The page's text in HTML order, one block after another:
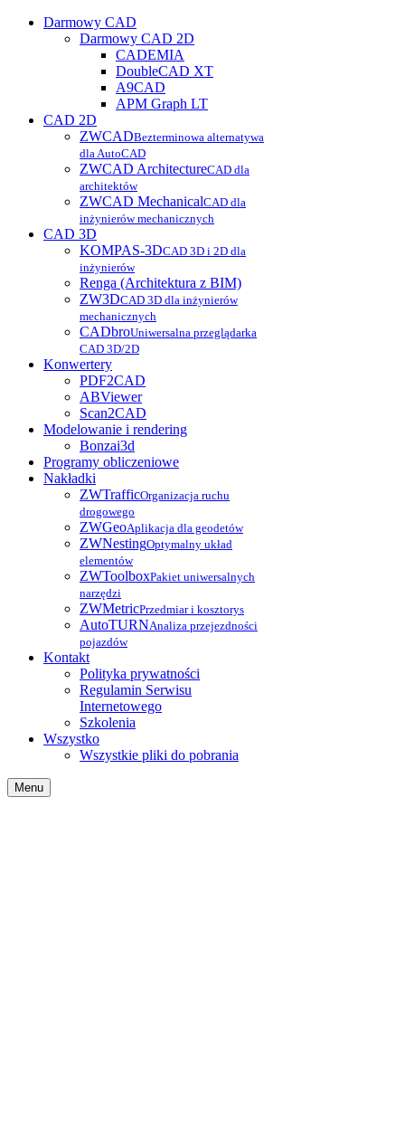
Darmowy CAD
Darmowy CAD 2D
CADEMIA
DoubleCAD XT
A9CAD
APM Graph LT
CAD 2D
ZWCADBezterminowa alternatywa
dla AutoCAD
ZWCAD ArchitectureCAD dla
architektów
ZWCAD MechanicalCAD dla
inżynierów mechanicznych
CAD 3D
KOMPAS-3DCAD 3D i 2D dla
inżynierów
Renga (Architektura z BIM)
ZW3DCAD 3D dla inżynierów
mechanicznych
CADbroUniwersalna przeglądarka
CAD 3D/2D
Konwertery
PDF2CAD
ABViewer
Scan2CAD
Modelowanie i rendering
Bonzai3d
Programy obliczeniowe
Nakładki
ZWTrafficOrganizacja ruchu
drogowego
ZWGeoAplikacja dla geodetów
ZWNestingOptymalny układ
elementów
ZWToolboxPakiet uniwersalnych
narzędzi
ZWMetricPrzedmiar i kosztorys
AutoTURNAnaliza przejezdności
pojazdów
Kontakt
Polityka prywatności
Regulamin Serwisu
Internetowego
Szkolenia
Wszystko
Wszystkie pliki do pobrania
Menu